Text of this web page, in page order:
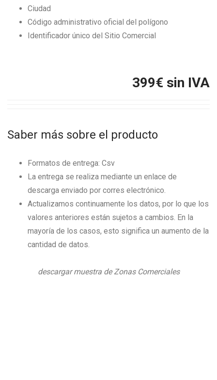
Ciudad
Código administrativo oficial del polígono
Identificador único del Sitio Comercial
399€ sin IVA
Saber más sobre el producto
Formatos de entrega: Csv
La entrega se realiza mediante un enlace de
descarga enviado por corres electrónico.
Actualizamos continuamente los datos, por lo que los
valores anteriores están sujetos a cambios. En la
mayoría de los casos, esto significa un aumento de la
cantidad de datos.
descargar muestra de Zonas Comerciales